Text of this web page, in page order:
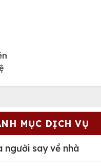
MỤC DỊCH VỤ
người say về nhà